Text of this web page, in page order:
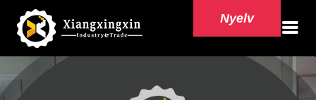
Nyelv